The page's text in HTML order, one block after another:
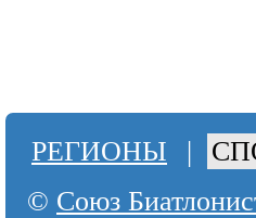
РЕГИОНЫ |
© Союз